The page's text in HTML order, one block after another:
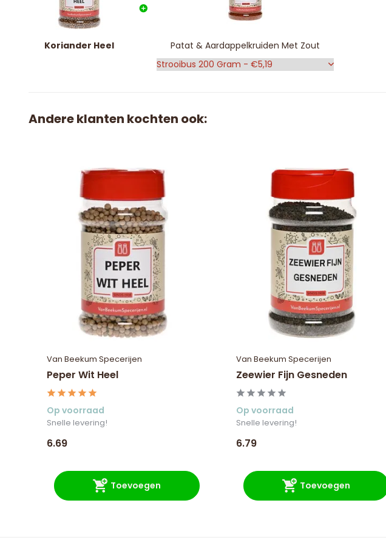
Koriander Heel Patat & Aardappelkruiden Met Zout
Andere klanten kochten ook:
Van Beekum Specerijen
Peper Wit Heel
Op voorraad
Snelle levering!
6.69
Toevoegen
Van Beekum Specerijen
Zeewier Fijn Gesneden
Op voorraad
Snelle levering!
6.79
Toevoegen